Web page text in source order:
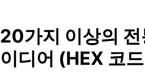
20가지 이상의
이디어 (HEX 코